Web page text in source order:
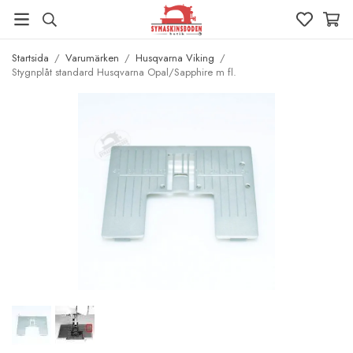
Startsida / Varumärken / Husqvarna Viking /
Stygnplåt standard Husqvarna Opal/Sapphire m fl.